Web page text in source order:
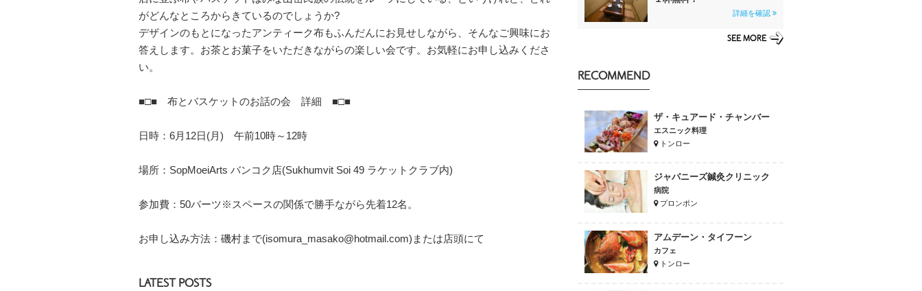
がどんなところからきているのでしょうか?
デザインのもとになったアンティーク布もふんだんにお見せしながら、そんなご興味にお
答えします。お茶とお菓子をいただきながらの楽しい会です。お気軽にお申し込みくださ
い。
■□■ 布とバスケットのお話の会 詳細 ■□■
日時：6月12日(月) 午前10時～12時
場所：SopMoeiArts バンコク店(Sukhumvit Soi 49 ラケットクラブ内)
参加費：50バーツ※スペースの関係で勝手ながら先着12名。
お申し込み方法：磯村まで(isomura_masako@hotmail.com)または店頭にて
LATEST POSTS
詳細を確認
SEE MORE
RECOMMEND
ザ・キュアード・チャンバー
エスニック料理
トンロー
ジャパニーズ鍼灸クリニック
病院
プロンポン
アムデーン・タイフーン
カフェ
トンロー